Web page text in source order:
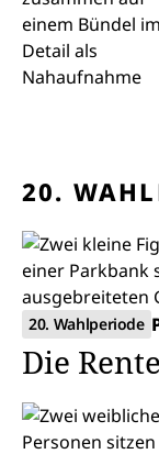
20.
20. Wahlperiode
Die Rente